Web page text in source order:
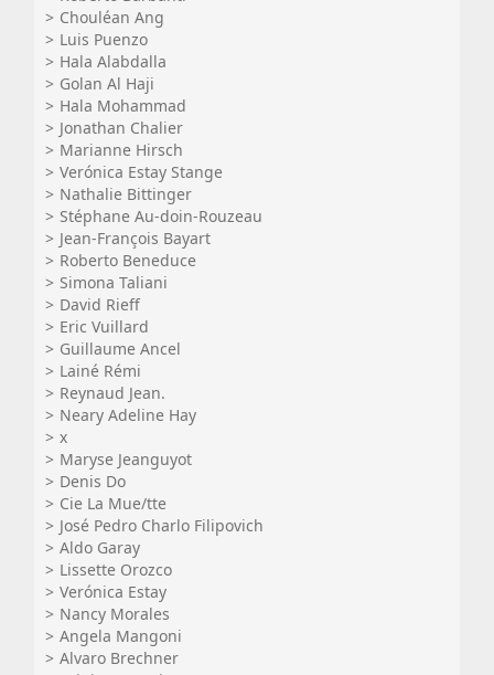
Chouléan Ang
Luis Puenzo
Hala Alabdalla
Golan Al Haji
Hala Mohammad
Jonathan Chalier
Marianne Hirsch
Verónica Estay Stange
Nathalie Bittinger
Stéphane Au-doin-Rouzeau
Jean-François Bayart
Roberto Beneduce
Simona Taliani
David Rieff
Eric Vuillard
Guillaume Ancel
Lainé Rémi
Reynaud Jean.
Neary Adeline Hay
x
Maryse Jeanguyot
Denis Do
Cie La Mue/tte
José Pedro Charlo Filipovich
Aldo Garay
Lissette Orozco
Verónica Estay
Nancy Morales
Angela Mangoni
Alvaro Brechner